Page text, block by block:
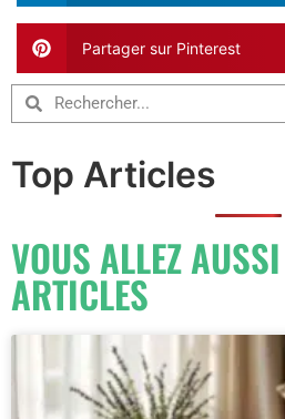
Partager sur Pinterest
Top Articles
VOUS ALLEZ
ARTICLES